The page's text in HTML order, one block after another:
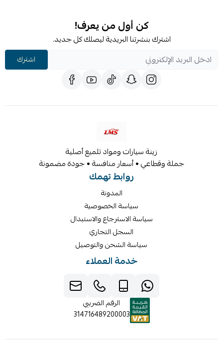
كن أول من يعرف!
اشترك بنشرتنا البريدية ليصلك كل جديد.
اشترك
زينة سيارات ومواد تلميع أصلية
جملة وقطاعي • أسعار منافسة • جودة مضمونة
روابط تهمك
المدونة
سياسة الخصوصية
سياسة الاسترجاع والاستبدال
السجل التجاري
سياسة الشحن والتوصيل
خدمة العملاء
الرقم الضريبي
314716489200003